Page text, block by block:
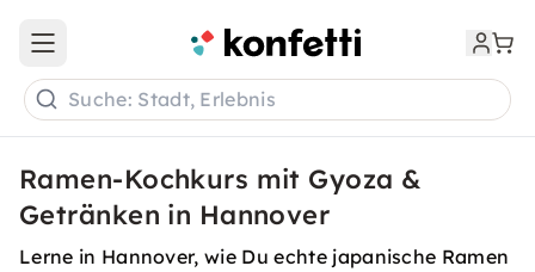
Open main menu
Suche: Stadt, Erlebnis
Ramen-Kochkurs mit Gyoza &
Getränken in Hannover
Lerne in Hannover, wie Du echte japanische Ramen